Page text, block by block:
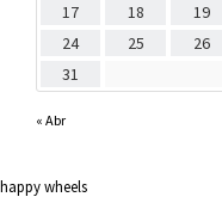
17
18 19
24
25 26
31
« Abr
happy wheels